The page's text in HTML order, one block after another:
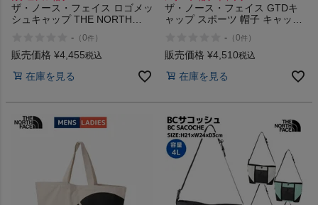
ザ・ノース・フェイス ロゴメッ
シュキャップ THE NORTH
- （0件 ）
販売価格 ¥4,455税込
在庫を見る
ザ・ノース・フェイス GTDキ
ャップ スポーツ 帽子 キャップ
- （0件 ）
販売価格 ¥4,510税込
在庫を見る